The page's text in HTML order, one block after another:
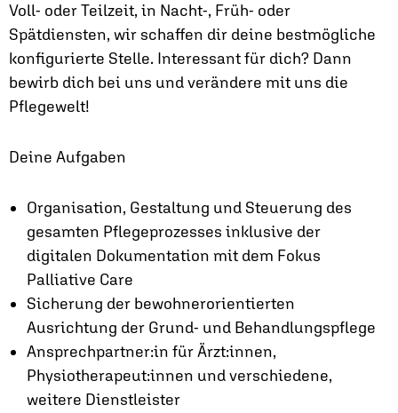
Voll- oder Teilzeit, in Nacht-, Früh- oder
Spätdiensten, wir schaffen dir deine bestmögliche
konfigurierte Stelle. Interessant für dich? Dann
bewirb dich bei uns und verändere mit uns die
Pflegewelt!
Deine Aufgaben
Organisation, Gestaltung und Steuerung des
gesamten Pflegeprozesses inklusive der
digitalen Dokumentation mit dem Fokus
Palliative Care
Sicherung der bewohnerorientierten
Ausrichtung der Grund- und Behandlungspflege
Ansprechpartner:in für Ärzt:innen,
Physiotherapeut:innen und verschiedene,
weitere Dienstleister